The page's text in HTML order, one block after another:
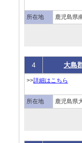
所在地 鹿児島県
4 大島
>>詳細はこちら
所在地 鹿児島県